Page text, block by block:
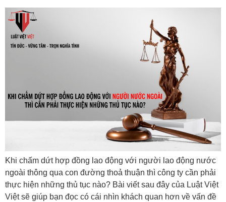
Khi chấm dứt hợp đồng lao động với người lao động nước
ngoài thông qua con đường thoả thuận thì công ty cần phải
thực hiện những thủ tục nào? Bài viết sau đây của Luật Việt
Việt sẽ giúp bạn đọc có cái nhìn khách quan hơn về vấn đề